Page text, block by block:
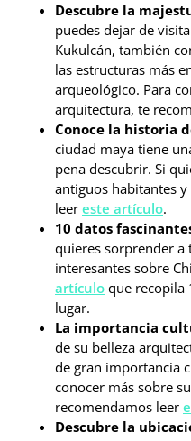
Descubre la
puedes dejar de
Kukulcán, también
las estructuras más
arqueológico. Para
arquitectura, te
Conoce la historia
ciudad maya tiene
pena descubrir. Si
antiguos habitantes
leer este artículo.
10 datos
quieres sorprender a
interesantes sobre
artículo que recopila
lugar.
La importancia
de su belleza
de gran importancia
conocer más sobre
recomendamos leer
Descubre la